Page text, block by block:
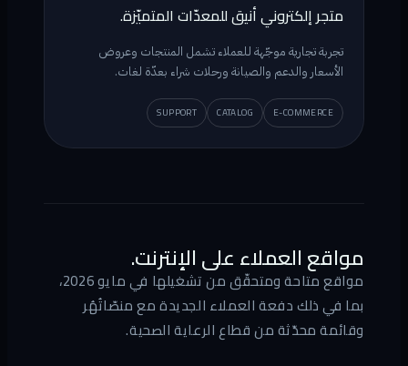
متجر إلكتروني أنيق للمعدّات المتميّزة.
تجربة تجارية موجّهة للعملاء تشمل المنتجات وعروض
الأسعار والدعم والصيانة ورحلات شراء بعدّة لغات.
E-COMMERCE
CATALOG
SUPPORT
مواقع العملاء على الإنترنت.
مواقع متاحة ومتحقّق من تشغيلها في مايو 2026،
بما في ذلك دفعة العملاء الجديدة مع منصّاتُهُر
وقائمة محدّثة من قطاع الرعاية الصحية.